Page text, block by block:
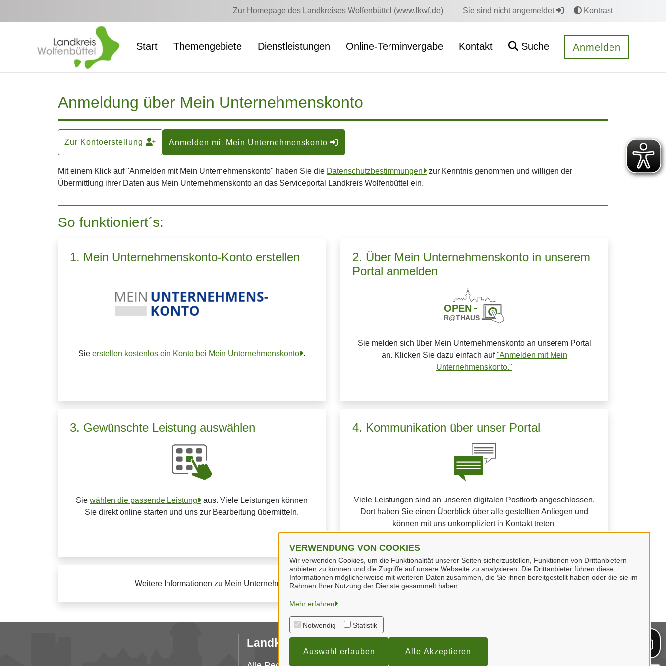
VERWENDUNG VON COOKIES
Wir verwenden Cookies, um die Funktionalität unserer Seiten sicherzustellen, Funktionen von Drittanbietern
anbieten zu können und die Zugriffe auf unsere Webseite zu analysieren. Die Drittanbieter führen diese
Informationen möglicherweise mit weiteren Daten zusammen, die Sie ihnen bereitgestellt haben oder die sie im
Rahmen Ihrer Nutzung der Dienste gesammelt haben.
Mehr erfahren
Notwendig Statistik
Auswahl erlauben Alle Akzeptieren
Zur Homepage des Landkreises Wolfenbüttel (www.lkwf.de) Sie sind nicht angemeldet Kontrast
Start Themengebiete Dienstleistungen Online-Terminvergabe Kontakt Suche Anmelden
Anmeldung über Mein Unternehmenskonto
Anmelden mit Mein Unternehmenskonto
Zur Kontoerstellung
Mit einem Klick auf "Anmelden mit Mein Unternehmenskonto" haben Sie die Datenschutzbestimmungen
zur Kenntnis genommen und willigen der
Übermittlung ihrer Daten aus Mein Unternehmenskonto an das Serviceportal Landkreis Wolfenbüttel ein.
So funktioniert´s:
1. Mein Unternehmenskonto-Konto erstellen
Sie erstellen kostenlos ein Konto bei Mein Unternehmenskonto .
2. Über Mein Unternehmenskonto in unserem
Portal anmelden
Sie melden sich über Mein Unternehmenskonto an unserem Portal
an. Klicken Sie dazu einfach auf"Anmelden mit Mein
Unternehmenskonto."
3. Gewünschte Leistung auswählen
Sie wählen die passende Leistung
aus. Viele Leistungen können
Sie direkt online starten und uns zur Bearbeitung übermitteln.
4. Kommunikation über unser Portal
Viele Leistungen sind an unseren digitalen Postkorb angeschlossen.
Dort haben Sie einen Überblick über alle gestellten Anliegen und
können mit uns unkompliziert in Kontakt treten.
Weitere Informationen zu Mein Unternehmenskonto finden Sie auf derFAQ-Seite von Mein Unternehmenskonto.
Landkreis Wolfenbüttel
Datenschutzerklärung